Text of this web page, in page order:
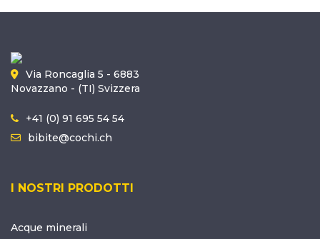
Via Roncaglia 5 - 6883
Novazzano - (TI) Svizzera
+41 (0) 91 695 54 54
bibite@cochi.ch
I NOSTRI PRODOTTI
Acque minerali